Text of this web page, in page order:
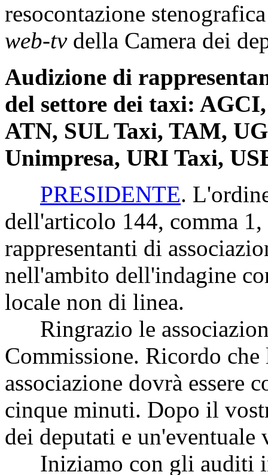
resocontazione
web-tvdella Camera dei
Audizione di
del settore dei taxi:
ATN, SUL Taxi, TAM,
Unimpresa, URI Taxi,
PRESIDENTE.
dell'articolo 144, comma
rappresentanti di
nell'ambito dell'indagine
locale non di linea.
Ringrazio le
Commissione. Ricordo
associazione dovrà essere
cinque minuti. Dopo il
dei deputati e un'eventuale
Iniziamo con gli auditi